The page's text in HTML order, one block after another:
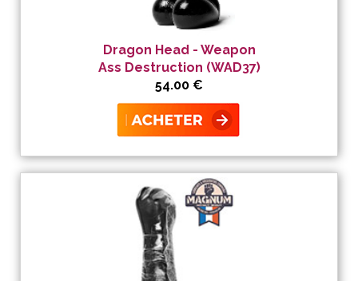
Dragon Head - Weapon
Ass Destruction (WAD37)
54.00 €